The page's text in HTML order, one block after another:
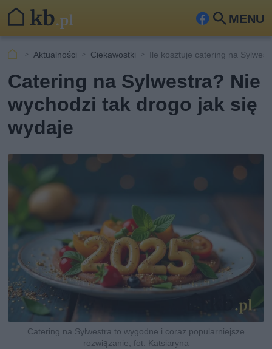
MENU
Fa
ook
Szu
kaj
Aktualności Ciekawostki Ile kosztuje catering na
Catering na Sylwestra? Nie
wychodzi tak drogo jak się
wydaje
Catering na Sylwestra to wygodne i coraz popularniejsze
rozwiązanie, fot. Katsiaryna